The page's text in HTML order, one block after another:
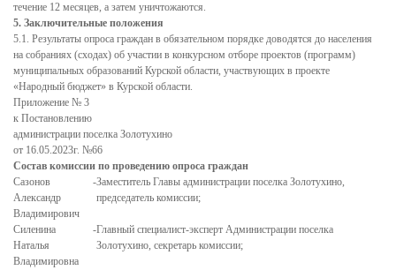
Реестр объектов муниципального контроля в сфере
благоустройства
Реестр объектов муниципального контроля на
автомобильном транспорте (в дорожном хозяйстве)
Объявления
Разное
КОММУНАЛЬНЫЕ РЕСУРСЫ
ВОДОСНАБЖЕНИЕ
Прокуратура информирует!
Безопасность дорожного движения
течение 12 месяцев, а затем уничтожаются.
5. Заключительные положения
5.1. Результаты опроса граждан в обязательном порядке доводятся до населения
на собраниях (сходах) об участии в конкурсном отборе проектов (программ)
муниципальных образований Курской области, участвующих в проекте
«Народный бюджет» в Курской области.
Приложение № 3
к Постановлению
администрации поселка Золотухино
от 16.05.2023г. №66
Состав комиссии по проведению опроса граждан
Сазонов
Александр
Владимирович
-Заместитель Главы администрации поселка Золотухино,
председатель комиссии;
Силенина
Наталья
Владимировна
-Главный специалист-эксперт Администрации поселка
Золотухино, секретарь комиссии;